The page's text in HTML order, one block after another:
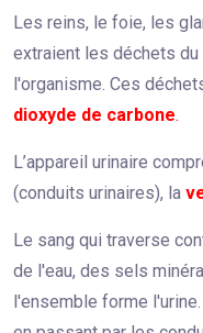
Les reins, le foie, les
extraient les déchets
l'organisme. Ces
dioxyde de carbone.
L’appareil urinaire
(conduits urinai­res), la
Le sang qui traverse
de l'eau, des sels
l'ensemble forme